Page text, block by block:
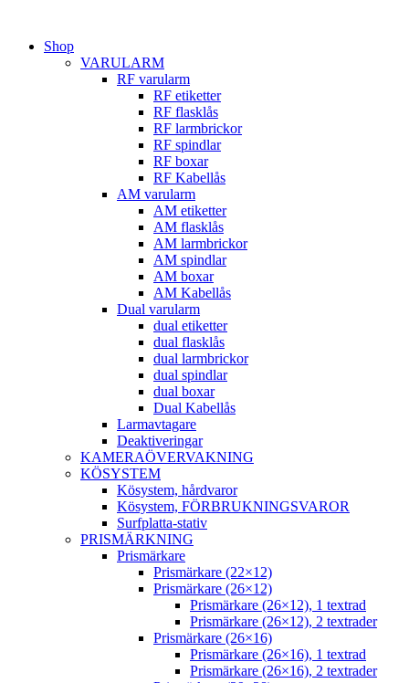
innehållShop
VARULARM
RF varularm
RF etiketter
RF flasklås
RF larmbrickor
RF spindlar
RF boxar
RF Kabellås
AM varularm
AM etiketter
AM flasklås
AM larmbrickor
AM spindlar
AM boxar
AM Kabellås
Dual varularm
dual etiketter
dual flasklås
dual larmbrickor
dual spindlar
dual boxar
Dual Kabellås
Larmavtagare
Deaktiveringar
KAMERAÖVERVAKNING
KÖSYSTEM
Kösystem, hårdvaror
Kösystem, FÖRBRUKNINGSVAROR
Surfplatta-stativ
PRISMÄRKNING
Prismärkare
Prismärkare (22×12)
Prismärkare (26×12)
Prismärkare (26×12), 1 textrad
Prismärkare (26×12), 2 textrader
Prismärkare (26×16)
Prismärkare (26×16), 1 textrad
Prismärkare (26×16), 2 textrader